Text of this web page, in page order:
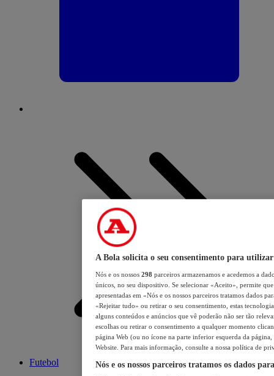
Futebol
A Bola solicita o seu consentimento para utilizar
Nós e os nossos 298 parceiros armazenamos e acedemos a
únicos, no seu dispositivo. Se selecionar «Aceito», permite
apresentadas em «Nós e os nossos parceiros tratamos dados
«Rejeitar tudo» ou retirar o seu consentimento, estas
alguns conteúdos e anúncios que vê poderão não ser tão
escolhas ou retirar o consentimento a qualquer momento
página Web (ou no ícone na parte inferior esquerda da página,
Website. Para mais informação, consulte a nossa política de
Nós e os nossos parceiros tratamos os dados